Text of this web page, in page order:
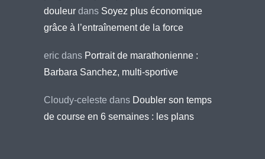
douleur dans Soyez plus économique
grâce à l’entraînement de la force
eric dans Portrait de marathonienne :
Barbara Sanchez, multi-sportive
Cloudy-celeste dans Doubler son temps
de course en 6 semaines : les plans